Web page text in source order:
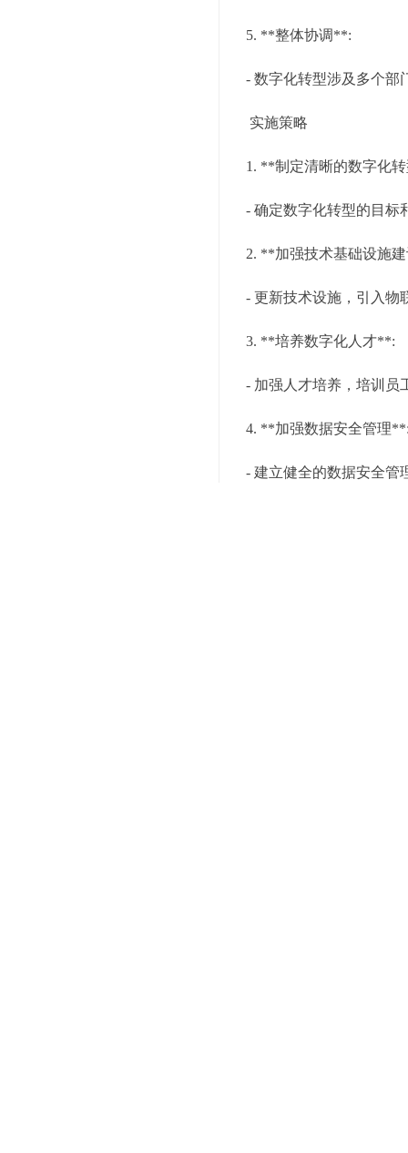
5. **整体协调**:
- 数字化转型涉及多个部
实施策略
1. **制定清晰的数字化
- 确定数字化转型的目标
2. **加强技术基础设施
- 更新技术设施，引入物
3. **培养数字化人才**:
- 加强人才培养，培训员
4. **加强数据安全管理
- 建立健全的数据安全管